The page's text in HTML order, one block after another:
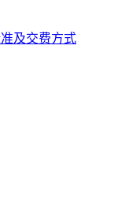
及交费方式